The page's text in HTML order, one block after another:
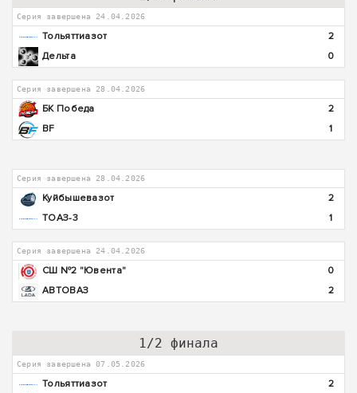
Серия завершена 24.04.2026
Тольяттиазот
2
Дельта
0
Серия завершена 28.04.2026
БК Победа
2
BF
1
Серия завершена 28.04.2026
Куйбышевазот
2
ТОАЗ-3
1
Серия завершена 24.04.2026
СШ №2 "Ювента"
0
АВТОВАЗ
2
1/2 финала
Серия завершена 07.05.2026
Тольяттиазот
2